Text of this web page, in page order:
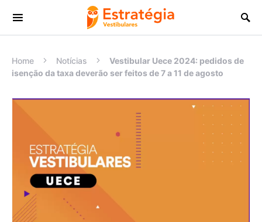
Procurar:
Home Notícias
Vestibular Uece 2024: pedidos de
isenção da taxa deverão ser feitos de 7 a 11 de agosto